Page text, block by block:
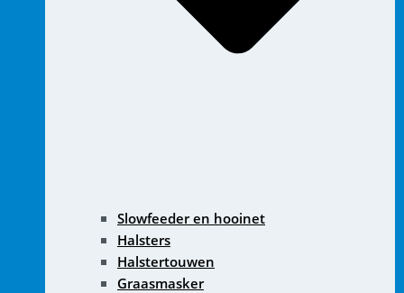
Slowfeeder en hooinet
Halsters
Halstertouwen
Graasmasker